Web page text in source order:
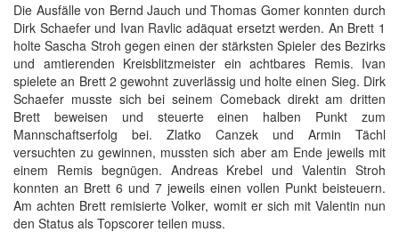
Die Ausfälle von Bernd Jauch und Thomas Gomer konnten durch
Dirk Schaefer und Ivan Ravlic adäquat ersetzt werden. An Brett 1
holte Sascha Stroh gegen einen der stärksten Spieler des Bezirks
und amtierenden Kreisblitzmeister ein achtbares Remis. Ivan
spielete an Brett 2 gewohnt zuverlässig und holte einen Sieg. Dirk
Schaefer musste sich bei seinem Comeback direkt am dritten
Brett beweisen und steuerte einen halben Punkt zum
Mannschaftserfolg bei. Zlatko Canzek und Armin Tächl
versuchten zu gewinnen, mussten sich aber am Ende jeweils mit
einem Remis begnügen. Andreas Krebel und Valentin Stroh
konnten an Brett 6 und 7 jeweils einen vollen Punkt beisteuern.
Am achten Brett remisierte Volker, womit er sich mit Valentin nun
den Status als Topscorer teilen muss.